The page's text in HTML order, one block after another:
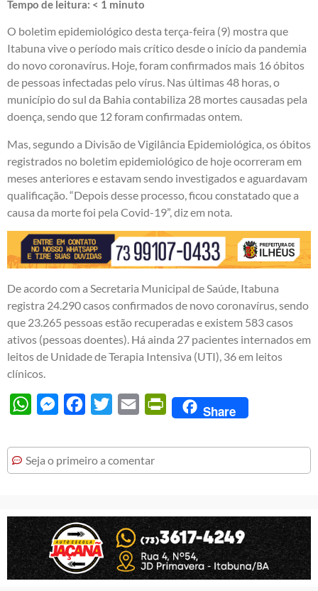
Tempo de leitura: < 1 minuto
O boletim epidemiológico desta terça-feira (9) mostra que
Itabuna vive o período mais crítico desde o início da pandemia
do novo coronavírus. Hoje, foram confirmados mais 16 óbitos
de pessoas infectadas pelo vírus. Nas últimas 48 horas, o
município do sul da Bahia contabiliza 28 mortes causadas pela
doença, sendo que 12 foram confirmadas ontem.
Mas, segundo a Divisão de Vigilância Epidemiológica, os óbitos
registrados no boletim epidemiológico de hoje ocorreram em
meses anteriores e estavam sendo investigados e aguardavam
qualificação. “Depois desse processo, ficou constatado que a
causa da morte foi pela Covid-19”, diz em nota.
De acordo com a Secretaria Municipal de Saúde, Itabuna
registra 24.290 casos confirmados de novo coronavírus, sendo
que 23.265 pessoas estão recuperadas e existem 583 casos
ativos (pessoas doentes). Há ainda 27 pacientes internados em
leitos de Unidade de Terapia Intensiva (UTI), 36 em leitos
clínicos.
WhatsAppMessengerFacebook
Twitter Email PrintFriendly
Share
Seja o primeiro a comentar